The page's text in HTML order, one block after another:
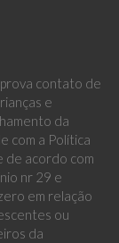
contato de
e
da
com a Política
de acordo com
nr 29 e
em relação
ou
da